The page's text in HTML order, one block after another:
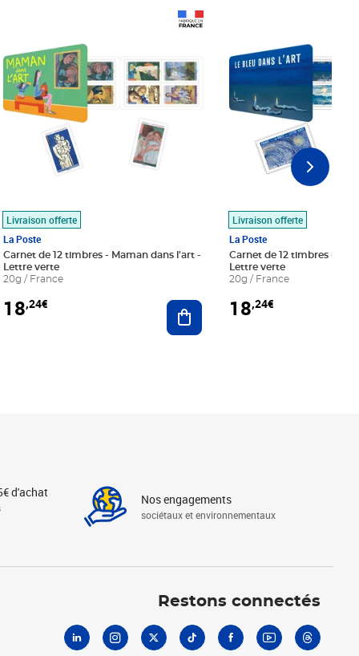
au panier
Livraison offerte
La Poste
Carnet de 12 timbres - Maman dans l'art -
Lettre verte
20g / France
18,24€ Ajouter au panier
Livraison offerte
La Poste
Carnet de 12 timbres - Le
Lettre verte
20g / France
18,24€
d'achat Nos engagements
sociétaux et environnementaux
Restons connectés